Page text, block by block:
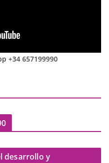
+34 657199990
desarrollo y